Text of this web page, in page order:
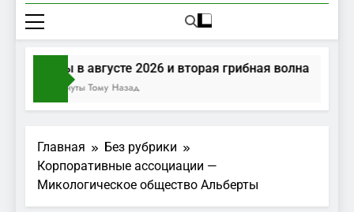
Грибы в августе 2026 и вторая грибная волна
54 Минуты Тому Назад
Главная
Без рубрики
Корпоративные ассоциации —
Микологическое общество Альберты